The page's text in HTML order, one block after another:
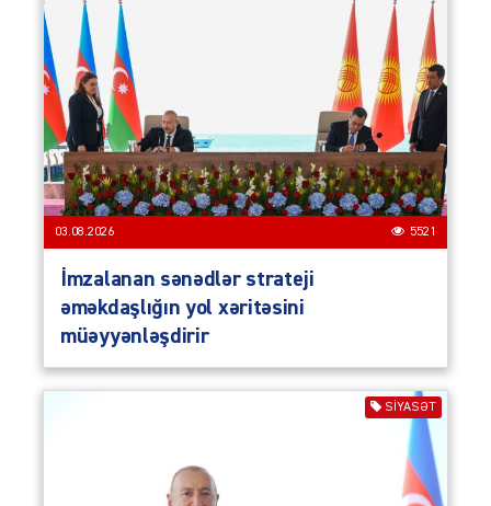
03.08.2026 5521
İmzalanan sənədlər strateji
əməkdaşlığın yol xəritəsini
müəyyənləşdirir
SIYASƏT